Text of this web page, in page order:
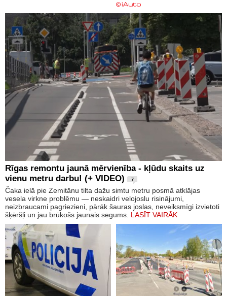
Rīgas remontu jaunā mērvienība - kļūdu skaits uz
vienu metru darbu! (+ VIDEO)
7
Čaka ielā pie Zemitānu tilta dažu simtu metru posmā atklājas
vesela virkne problēmu — neskaidri velojoslu risinājumi,
neizbraucami pagriezieni, pārāk šauras joslas, neveiksmīgi izvietoti
šķēršļi un jau brūkošs jaunais segums. LASĪT VAIRĀK